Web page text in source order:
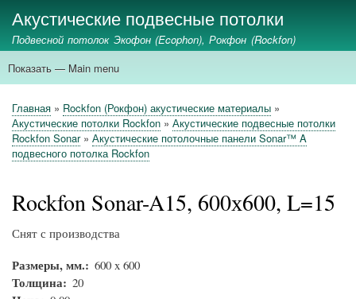
к
основному
Акустические подвесные потолки
Подвесной потолок Экофон (Ecophon), Рокфон (Rockfon)
Main
Показать — Main menu
главная
ecophon
rockfon
стеновые панели
акустические экраны
применение
Строка
навигации
Главная
Rockfon (Рокфон) акустические материалы
Акустические потолки Rockfon
Акустические подвесные потолки
Rockfon Sonar
Акустические потолочные панели Sonar™ A
подвесного потолка Rockfon
Rockfon Sonar-A15, 600х600, L=15
Снят с производства
Размеры, мм. 600 x 600
Толщина 20